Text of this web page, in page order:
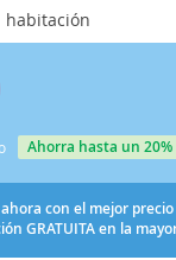
ahorra hasta un 20%
ahora con el mejor
GRATUITAen la